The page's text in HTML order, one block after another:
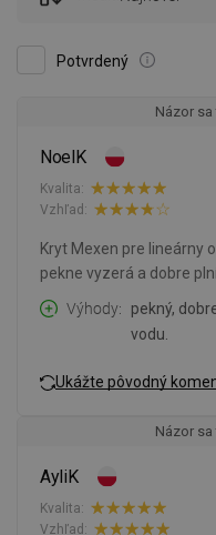
Potvrdený
Názor
NoelK
Kvalita:
Vzhľad:
Kryt Mexen pre lineárny
pekne vyzerá a dobre
Výhody
pekný,
vodu.
Ukážte pôvodný
Názor
AyliK
Kvalita:
Vzhľad: